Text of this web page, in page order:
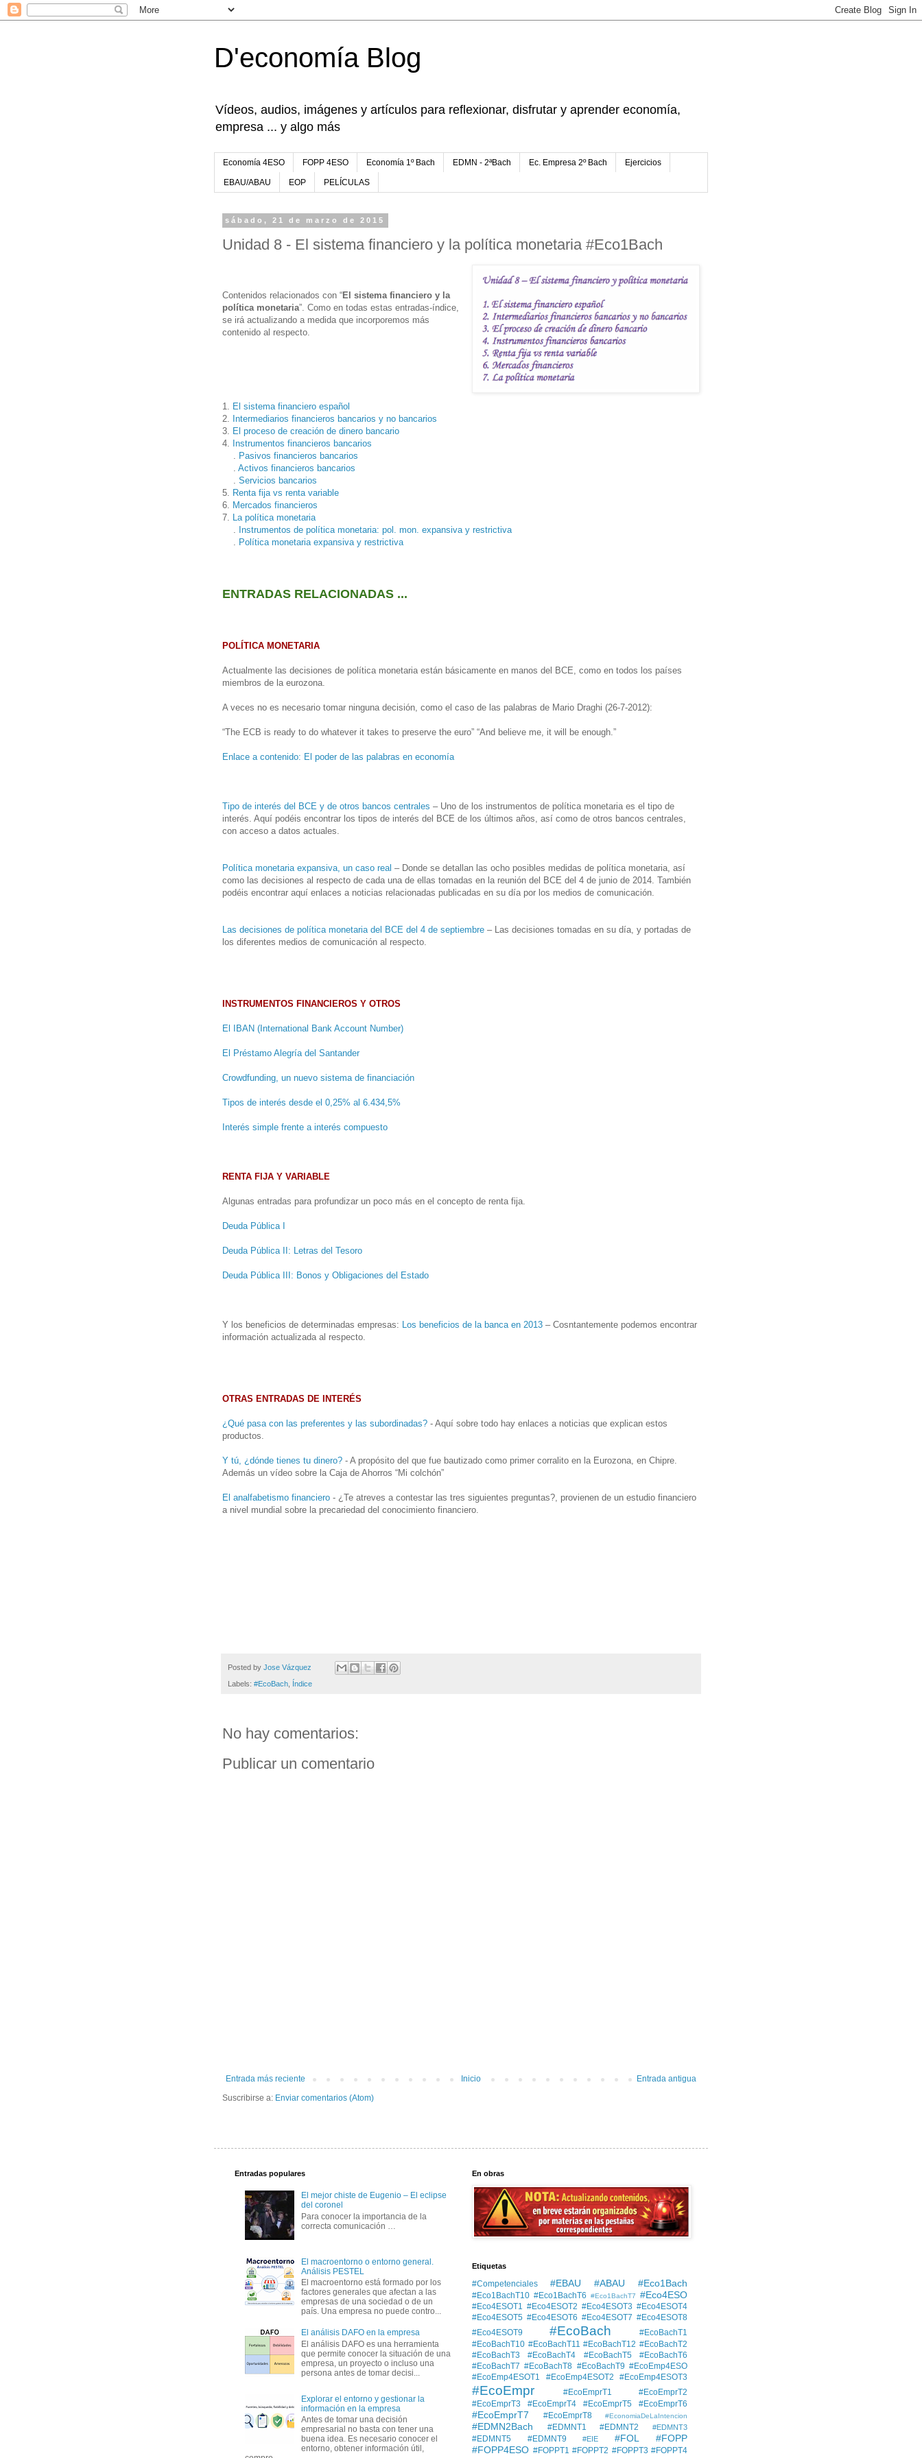
D'economía Blog
Vídeos, audios, imágenes y artículos para reflexionar, disfrutar y aprender economía,
empresa ... y algo más
Economía 4ESO FOPP 4ESO Economía 1º Bach EDMN - 2ªBach Ec. Empresa 2º Bach Ejercicios
EBAU/ABAU EOP PELÍCULAS
sábado, 21 de marzo de 2015
Unidad 8 - El sistema financiero y la política monetaria #Eco1Bach
Contenidos relacionados con “El sistema financiero y la
política monetaria”. Como en todas estas entradas-índice,
se irá actualizando a medida que incorporemos más
contenido al respecto.
1. El sistema financiero español
2. Intermediarios financieros bancarios y no bancarios
3. El proceso de creación de dinero bancario
4. Instrumentos financieros bancarios
. Pasivos financieros bancarios
. Activos financieros bancarios
. Servicios bancarios
5. Renta fija vs renta variable
6. Mercados financieros
7. La política monetaria
. Instrumentos de política monetaria: pol. mon. expansiva y restrictiva
. Política monetaria expansiva y restrictiva
ENTRADAS RELACIONADAS ...
POLÍTICA MONETARIA
Actualmente las decisiones de política monetaria están básicamente en manos del BCE, como en todos los países
miembros de la eurozona.
A veces no es necesario tomar ninguna decisión, como el caso de las palabras de Mario Draghi (26-7-2012):
“The ECB is ready to do whatever it takes to preserve the euro” “And believe me, it will be enough.”
Enlace a contenido: El poder de las palabras en economía
Tipo de interés del BCE y de otros bancos centrales – Uno de los instrumentos de política monetaria es el tipo de
interés. Aquí podéis encontrar los tipos de interés del BCE de los últimos años, así como de otros bancos centrales,
con acceso a datos actuales.
Política monetaria expansiva, un caso real – Donde se detallan las ocho posibles medidas de política monetaria, así
como las decisiones al respecto de cada una de ellas tomadas en la reunión del BCE del 4 de junio de 2014. También
podéis encontrar aquí enlaces a noticias relacionadas publicadas en su día por los medios de comunicación.
Las decisiones de política monetaria del BCE del 4 de septiembre – Las decisiones tomadas en su día, y portadas de
los diferentes medios de comunicación al respecto.
INSTRUMENTOS FINANCIEROS Y OTROS
El IBAN (International Bank Account Number)
El Préstamo Alegría del Santander
Crowdfunding, un nuevo sistema de financiación
Tipos de interés desde el 0,25% al 6.434,5%
Interés simple frente a interés compuesto
RENTA FIJA Y VARIABLE
Algunas entradas para profundizar un poco más en el concepto de renta fija.
Deuda Pública I
Deuda Pública II: Letras del Tesoro
Deuda Pública III: Bonos y Obligaciones del Estado
Y los beneficios de determinadas empresas: Los beneficios de la banca en 2013 – Cosntantemente podemos encontrar
información actualizada al respecto.
OTRAS ENTRADAS DE INTERÉS
¿Qué pasa con las preferentes y las subordinadas? - Aquí sobre todo hay enlaces a noticias que explican estos
productos.
Y tú, ¿dónde tienes tu dinero? - A propósito del que fue bautizado como primer corralito en la Eurozona, en Chipre.
Además un vídeo sobre la Caja de Ahorros “Mi colchón”
El analfabetismo financiero - ¿Te atreves a contestar las tres siguientes preguntas?, provienen de un estudio financiero
a nivel mundial sobre la precariedad del conocimiento financiero.
Posted by Jose Vázquez
Labels: #EcoBach Índice
No hay comentarios:
Publicar un comentario
Entrada más reciente Entrada antigua
Inicio
Suscribirse a: Enviar comentarios (Atom)
Entradas populares
El mejor chiste de Eugenio – El eclipse
del coronel
Para conocer la importancia de la
correcta comunicación …
El macroentorno o entorno general.
Análisis PESTEL
El macroentorno está formado por los
factores generales que afectan a las
empresas de una sociedad o de un
país. Una empresa no puede contro...
El análisis DAFO en la empresa
El análisis DAFO es una herramienta
que permite conocer la situación de una
empresa, un proyecto o incluso una
persona antes de tomar decisi...
Explorar el entorno y gestionar la
información en la empresa
Antes de tomar una decisión
empresarial no basta con tener una
buena idea. Es necesario conocer el
entorno, obtener información útil,
En obras
Etiquetas
#Competenciales #EBAU #ABAU #Eco1Bach
#Eco1BachT10 #Eco1BachT6 #Eco1BachT7 #Eco4ESO
#Eco4ESOT1 #Eco4ESOT2 #Eco4ESOT3 #Eco4ESOT4
#Eco4ESOT5 #Eco4ESOT6 #Eco4ESOT7 #Eco4ESOT8
#Eco4ESOT9
#EcoBach
#EcoBachT1
#EcoBachT10 #EcoBachT11 #EcoBachT12 #EcoBachT2
#EcoBachT3
#EcoBachT4 #EcoBachT5
#EcoBachT6
#EcoBachT7 #EcoBachT8 #EcoBachT9 #EcoEmp4ESO
#EcoEmp4ESOT1
#EcoEmp4ESOT2 #EcoEmp4ESOT3
#EcoEmpr #EcoEmprT1
#EcoEmprT2
#EcoEmprT3
#EcoEmprT4 #EcoEmprT5 #EcoEmprT6
#EcoEmprT7 #EcoEmprT8 #EconomiaDeLaIntencion
#EDMN2Bach #EDMNT1 #EDMNT2 #EDMNT3
#EDMNT5 #EDMNT9 #EIE #FOL
#FOPP
#FOPP4ESO #FOPPT1 #FOPPT2 #FOPPT3 #FOPPT4